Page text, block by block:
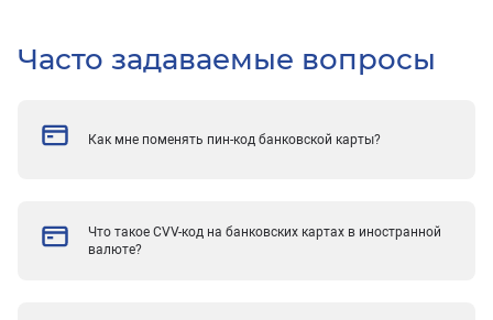
Часто задаваемые вопросы
Как мне поменять пин-код банковской карты?
Что такое CVV-код на банковских картах в иностранной
валюте?